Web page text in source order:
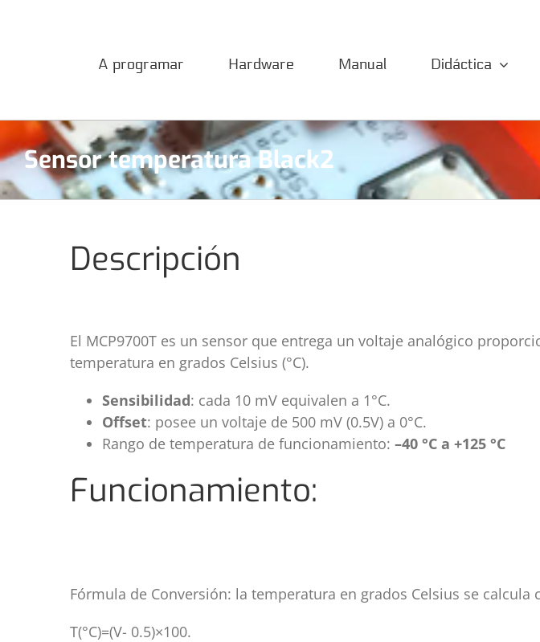
A programar Hardware Manual Didáctica
Sensor temperatura Black2
Descripción
El MCP9700T es un sensor que entrega un voltaje analógico
temperatura en grados Celsius (°C).
Sensibilidad: cada 10 mV equivalen a 1°C.
Offset: posee un voltaje de 500 mV (0.5V) a 0°C.
Rango de temperatura de funcionamiento: –40 °C a +125 °C
Funcionamiento:
Fórmula de Conversión: la temperatura en grados Celsius se calcula
T(°C)=(V- 0.5)×100.